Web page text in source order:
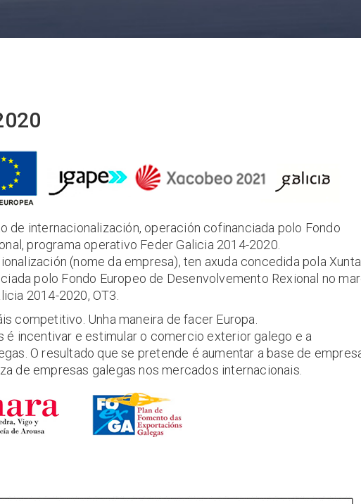
de internacionalización, operación cofinanciada polo Fondo
programa operativo Feder Galicia 2014-2020.
(nome da empresa), ten axuda concedida pola Xunta
polo Fondo Europeo de Desenvolvemento Rexional no
2014-2020, OT3.
competitivo. Unha maneira de facer Europa.
é incentivar e estimular o comercio exterior galego e a
O resultado que se pretende é aumentar a base de
de empresas galegas nos mercados internacionais.